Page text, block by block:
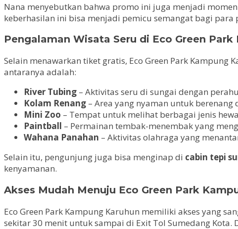
Nana menyebutkan bahwa promo ini juga menjadi
keberhasilan ini bisa menjadi pemicu semangat bagi para
Pengalaman Wisata Seru di Eco Green Park
Selain menawarkan tiket gratis, Eco Green Park
antaranya adalah:
River Tubing – Aktivitas seru di sungai dengan
Kolam Renang – Area yang nyaman untuk berenang
Mini Zoo – Tempat untuk melihat berbagai jenis
Paintball – Permainan tembak-menembak yang
Wahana Panahan – Aktivitas olahraga yang
Selain itu, pengunjung juga bisa menginap di cabin tepi
kenyamanan.
Akses Mudah Menuju Eco Green Park
Eco Green Park Kampung Karuhun memiliki akses yang
sekitar 30 menit untuk sampai di Exit Tol Sumedang